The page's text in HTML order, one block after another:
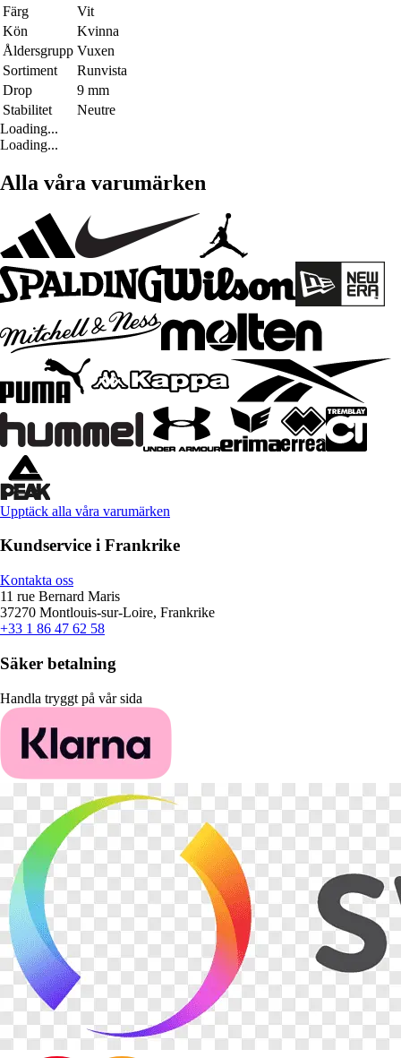
Färg
Vit
Kön
Kvinna
Åldersgrupp Vuxen
Sortiment
Runvista
Drop
9 mm
Stabilitet
Neutre
Loading...
Loading...
Alla våra varumärken
Upptäck alla våra varumärken
Kundservice i Frankrike
Kontakta oss
11 rue Bernard Maris
37270 Montlouis-sur-Loire, Frankrike
+33 1 86 47 62 58
Säker betalning
Handla tryggt på vår sida